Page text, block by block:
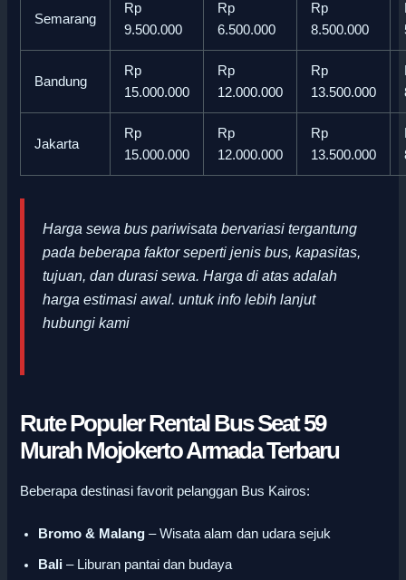
Semarang
Rp
9.500.000
Rp
6.500.000
Rp
8.500.000
Bandung
Rp
15.000.000
Rp
12.000.000
Rp
13.500.000
Jakarta
Rp
15.000.000
Rp
12.000.000
Rp
13.500.000
Harga sewa bus pariwisata bervariasi tergantung
pada beberapa faktor seperti jenis bus, kapasitas,
tujuan, dan durasi sewa. Harga di atas adalah
harga estimasi awal .untuk info lebih lanjut
hubungi kami
Rute Populer Rental Bus Seat 59
Murah Mojokerto Armada Terbaru
Beberapa destinasi favorit pelanggan Bus Kairos:
Bromo & Malang – Wisata alam dan udara sejuk
Bali – Liburan pantai dan budaya